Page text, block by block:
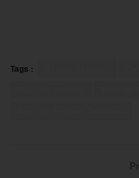
Tags :